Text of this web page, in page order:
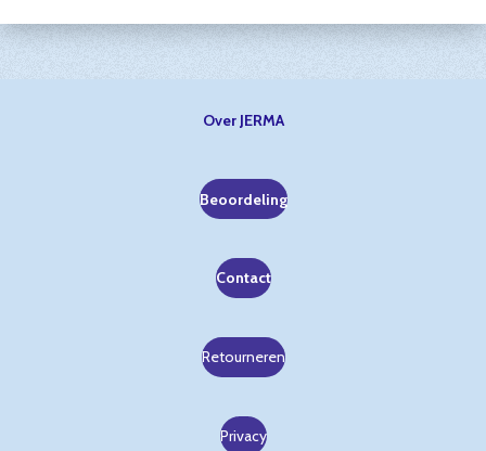
Over JERMA
Beoordeling
Contact
Retourneren
Privacy